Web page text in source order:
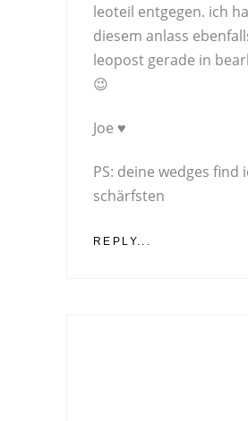
leoteil entgegen. ich
diesem anlass
leopost gerade in
😉
Joe ♥
PS: deine wedges find
schärfsten
REPLY...